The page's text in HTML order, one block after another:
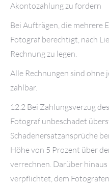
Akontozahlung zu fordern
Bei Aufträgen, die mehrere
Fotograf berechtigt, nach
Rechnung zu legen.
Alle Rechnungen sind ohne
zahlbar.
12.2 Bei Zahlungsverzug
Fotograf unbeschadet
Schadenersatzansprüche
Höhe von 5 Prozent über
verrechnen. Darüber
verpflichtet, dem